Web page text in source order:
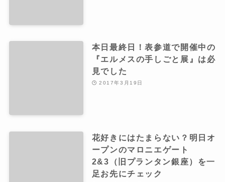
本日最終日！表参道で開催中の
『エルメスの手しごと展』は必
見でした
2017年3月19日
花好きにはたまらない？明日オ
ープンのマロニエゲート
2&3（旧プランタン銀座）を一
足お先にチェック